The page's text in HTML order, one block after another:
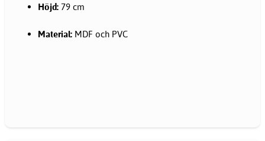
Höjd: 79 cm
Material: MDF och PVC